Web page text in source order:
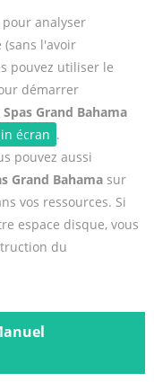
analyser
l'avoir
pouvez utiliser le
démarrer
Grand Bahama
écran .
pouvez aussi
Grand Bahamasur
vos ressources. Si
espace disque, vous
du